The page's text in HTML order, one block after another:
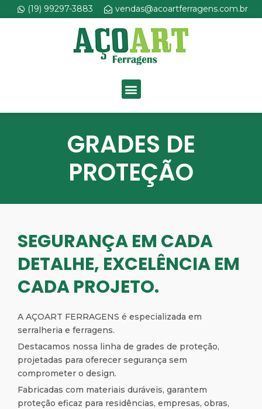
para
(19) 99297-3883 vendas@acoartferragens.com.br
Menu
GRADES DE
PROTEÇÃO
SEGURANÇA EM CADA
DETALHE, EXCELÊNCIA EM
CADA PROJETO.
A AÇOART FERRAGENS é especializada em
serralheria e ferragens.
Destacamos nossa linha de grades de proteção,
projetadas para oferecer segurança sem
comprometer o design.
Fabricadas com materiais duráveis, garantem
proteção eficaz para residências, empresas, obras,